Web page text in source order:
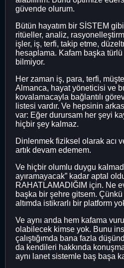
güvende olurum.
Bütün hayatım bir SİSTEM
ritüeller, analiz,
işler, iş, terfi, takip etme,
hesaplama. Kafam başka
bilmiyor.
Her zaman iş, para, terfi,
Almanca, hayat yöneticisi ve
kovalamacayla bağlantılı
listesi vardır. Ve hepsinin
var: Eğer durursam her şeyi
hiçbir şey kalmaz.
Dinlenmek fiziksel olarak acı
artık devam edemem.
Ve hiçbir olumlu duygu
ayıramayacak” kadar aptal
RAHATLAMADIĞIM için. Ne
başka bir şehre gitsem.
altımda istikrarlı bir platform
Ve aynı anda hem kafama
olabilecek kimse yok. Bunu
çalıştığımda bana fazla
da kendileri hakkında
aynı lanet sistemle baş başa